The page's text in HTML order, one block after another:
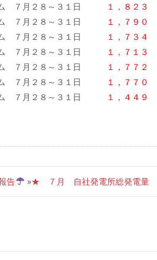
ム ７月２８～３１日
１，８２３
ム ７月２８～３１日
１，７９０
ム ７月２８～３１日
１，７３４
７月２８～３１日
１，７１３
７月２８～３１日
１，７７２
７月２８～３１日
１，７７０
７月２８～３１日
１，４４９
告 ★ ７月 自社発電所総発電
»